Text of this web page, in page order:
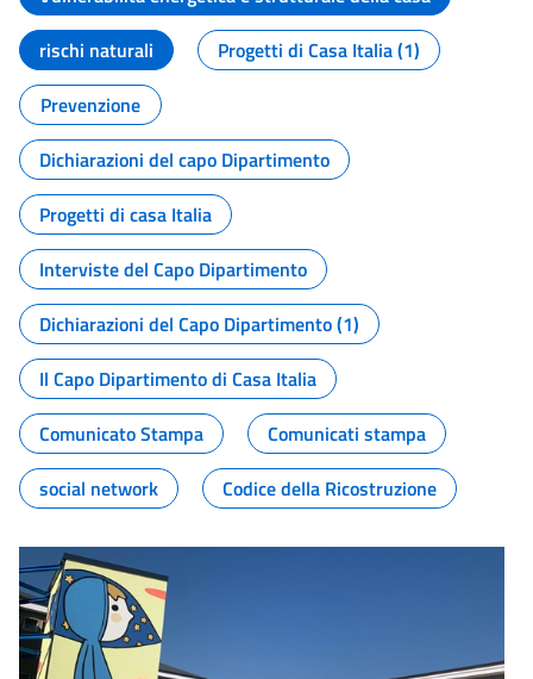
rischi naturali
Progetti di Casa Italia (1)
Prevenzione
Dichiarazioni del capo Dipartimento
Progetti di casa Italia
Interviste del Capo Dipartimento
Dichiarazioni del Capo Dipartimento (1)
Il Capo Dipartimento di Casa Italia
Comunicato Stampa
Comunicati stampa
social network
Codice della Ricostruzione